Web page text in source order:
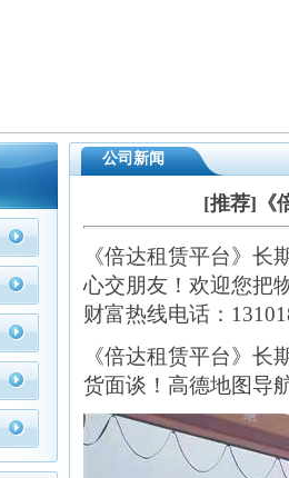
公司新闻
[推荐]《
《倍达租赁平台》
心交朋友！欢迎您把
财富热线电话：
《倍达租赁平台》
货面谈！高德地图导